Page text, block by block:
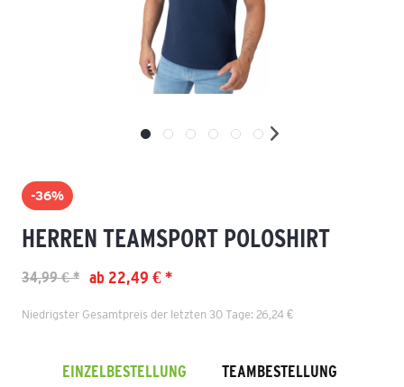
-36%
HERREN TEAMSPORT POLOSHIRT
ab 22,49 € *
34,99 € *
Niedrigster Gesamtpreis der letzten 30 Tage: 26,24 €
EINZELBESTELLUNG TEAMBESTELLUNG